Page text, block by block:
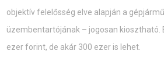
objektív felelősség elve alapján a
üzembentartójának – jogosan kiosztható.
ezer forint, de akár 300 ezer is lehet.